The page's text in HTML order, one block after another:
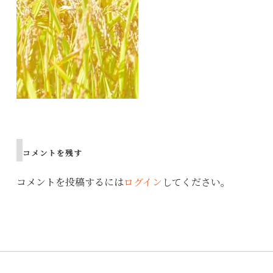
コメントを残す
コメントを投稿するにはログイン してください。